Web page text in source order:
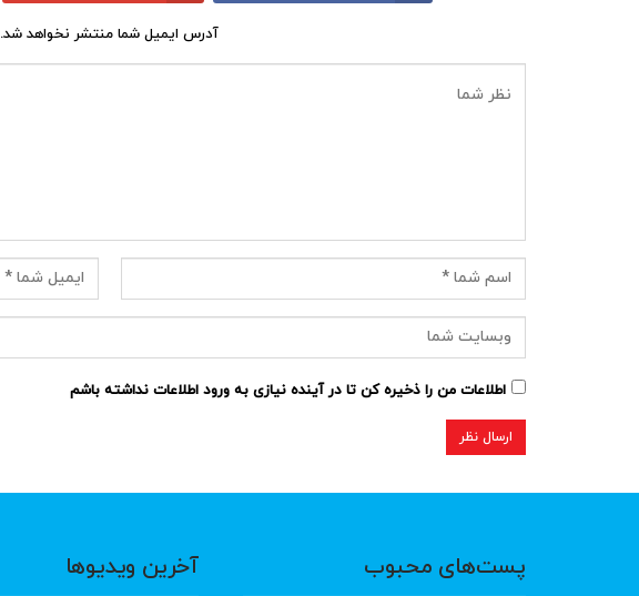
آدرس ایمیل شما منتشر نخواهد شد.
اطلاعات من را ذخیره کن تا در آینده نیازی به ورود اطلاعات نداشته باشم
پست‌های محبوب آخرین ویدیوها